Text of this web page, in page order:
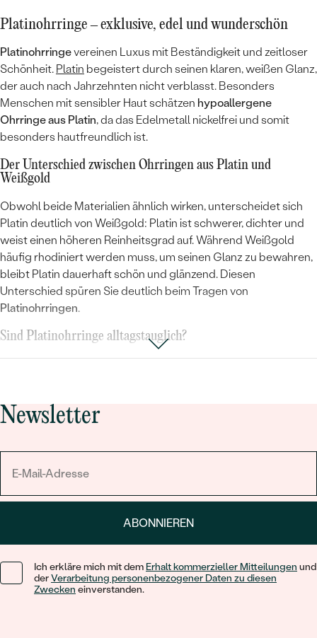
Platinohrringe – exklusive, edel und wunderschön
Platinohrringevereinen Luxus mit Beständigkeit und zeitloser
Schönheit. Platin begeistert durch seinen klaren, weißen Glanz,
der auch nach Jahrzehnten nicht verblasst. Besonders
Menschen mit sensibler Haut schätzen hypoallergene
Ohrringe aus Platin, da das Edelmetall nickelfrei und somit
besonders hautfreundlich ist.
Der Unterschied zwischen Ohrringen aus Platin und
Weißgold
Obwohl beide Materialien ähnlich wirken, unterscheidet sich
Platin deutlich von Weißgold: Platin ist schwerer, dichter und
weist einen höheren Reinheitsgrad auf. Während Weißgold
häufig rhodiniert werden muss, um seinen Glanz zu bewahren,
bleibt Platin dauerhaft schön und glänzend. Diesen
Unterschied spüren Sie deutlich beim Tragen von
Platinohrringen.
Sind Platinohrringe alltagstauglich?
schützt zuverlässig vor Kratzern und bewahrt seinen brillanten
gelegentlich mit milder Seife und lauwarmem Wasser und
trocknen Sie sie mit einem weichen Tuch. Verzichten Sie dabei
Juwelier. Übrigens profitieren Sie bei Eppi von einer
lebenslangen Garantieauf alle Platinohrringe mit einer
Newsletter
ABONNIEREN
Ich erkläre mich mit dem Erhalt kommerzieller Mitteilungen und
derVerarbeitung personenbezogener Daten zu diesen
Zwecken einverstanden.